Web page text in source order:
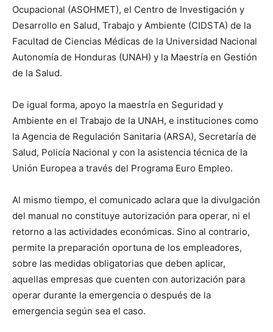
Ocupacional (ASOHMET), el Centro de Investigación y
Desarrollo en Salud, Trabajo y Ambiente (CIDSTA) de la
Facultad de Ciencias Médicas de la Universidad Nacional
Autonomía de Honduras (UNAH) y la Maestría en Gestión
de la Salud.
De igual forma, apoyo la maestría en Seguridad y
Ambiente en el Trabajo de la UNAH, e instituciones como
la Agencia de Regulación Sanitaria (ARSA), Secretaría de
Salud, Policía Nacional y con la asistencia técnica de la
Unión Europea a través del Programa Euro Empleo.
Al mismo tiempo, el comunicado aclara que la divulgación
del manual no constituye autorización para operar, ni el
retorno a las actividades económicas. Sino al contrario,
permite la preparación oportuna de los empleadores,
sobre las medidas obligatorias que deben aplicar,
aquellas empresas que cuenten con autorización para
operar durante la emergencia o después de la
emergencia según sea el caso.